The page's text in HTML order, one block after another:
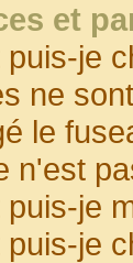
et
puis-je
ne
le
n'est
puis-je
puis-je